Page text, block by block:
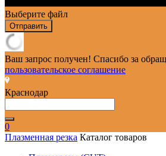
Выберите файл
Отправить
Ваш запрос получен! Спасибо за
пользовательское соглашение
Краснодар
0
Плазменная резка Каталог товаров